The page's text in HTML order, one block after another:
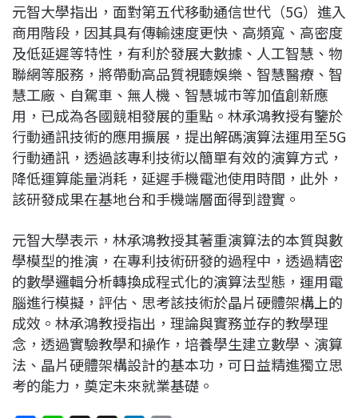
元智大學指出，面對第五代移動通信世代（5G）進入
商用階段，因其具有傳輸速度更快、高頻寬、高密度
及低延遲等特性，有利於發展大數據、人工智慧、物
聯網等服務，將帶動高品質視聽娛樂、智慧醫療、智
慧工廠、自駕車、無人機、智慧城市等加值創新應
用，已成為各國競相發展的重點。林承鴻教授有鑒於
行動通訊技術的應用擴展，提出解碼演算法運用至5G
行動通訊，透過該專利技術以簡單有效的演算方式，
降低運算能量消耗，延遲手機電池使用時間，此外，
該研發成果在基地台和手機端層面得到證實。
元智大學表示，林承鴻教授其著重演算法的本質與數
學模型的推演，在專利技術研發的過程中，透過精密
的數學邏輯分析轉換成程式化的演算法型態，運用電
腦進行模擬，評估、思考該技術於晶片硬體架構上的
成效。林承鴻教授指出，理論與實務並存的教學理
念，透過實驗教學和操作，培養學生建立數學、演算
法、晶片硬體架構設計的基本功，可日益精進獨立思
考的能力，奠定未來就業基礎。